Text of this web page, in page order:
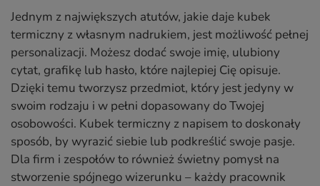
Jednym z największych atutów, jakie daje kubek
termiczny z własnym nadrukiem, jest możliwość pełnej
personalizacji. Możesz dodać swoje imię, ulubiony
cytat, grafikę lub hasło, które najlepiej Cię opisuje.
Dzięki temu tworzysz przedmiot, który jest jedyny w
swoim rodzaju i w pełni dopasowany do Twojej
osobowości. Kubek termiczny z napisem to doskonały
sposób, by wyrazić siebie lub podkreślić swoje pasje.
Dla firm i zespołów to również świetny pomysł na
stworzenie spójnego wizerunku – każdy pracownik